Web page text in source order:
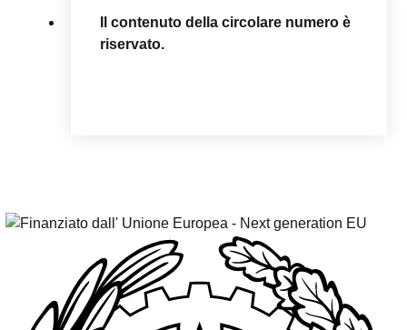
Il contenuto della circolare numero è
riservato.